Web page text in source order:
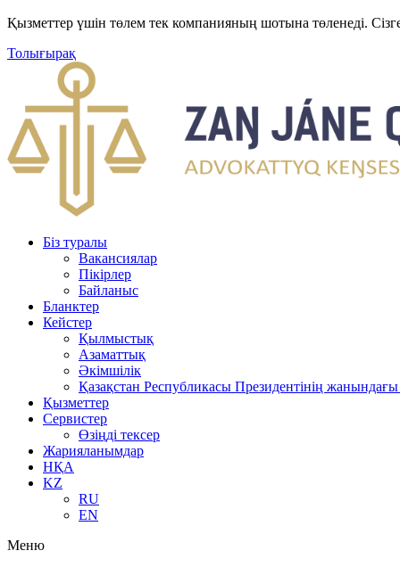
Қызметтер үшін төлем тек компанияның шотына төленеді.
Толығырақ
Біз туралы
Вакансиялар
Пікірлер
Байланыс
Бланктер
Кейстер
Қылмыстық
Азаматтық
Әкімшілік
Қазақстан Республикасы Президентінің
Қызметтер
Сервистер
Өзіңді тексер
Жарияланымдар
НҚА
KZ
RU
EN
Меню